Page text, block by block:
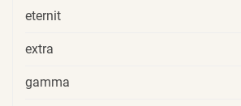
eternit
extra
gamma